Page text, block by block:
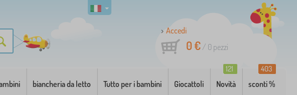
Accedi
0 €/ 0 pezzi
biancheria da letto Tutto per i bambini Giocattoli Novità
121
sconti %
403